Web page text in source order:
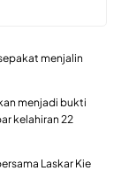
menjalin
menjadi bukti
kelahiran 22
Laskar Kie